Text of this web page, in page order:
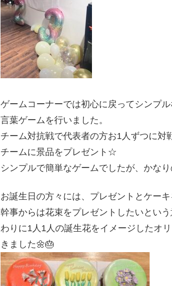
ゲームコーナーでは初心に戻ってシンプ
言葉ゲームを行いました。
チーム対抗戦で代表者の方お1人ずつに対
チームに景品をプレゼント☆
シンプルで簡単なゲームでしたが、かな
お誕生日の方々には、プレゼントとケーキ
幹事からは花束をプレゼントしたいとい
わりに1人1人の誕生花をイメージしたオ
きました🌼🎂